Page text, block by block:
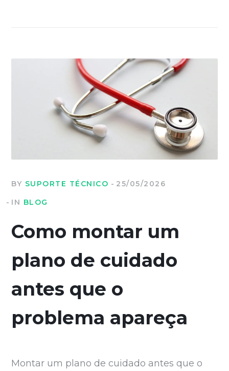
BY SUPORTE TÉCNICO
25/05/2026
IN BLOG
Como montar um
plano de cuidado
antes que o
problema apareça
Montar um plano de cuidado antes que o